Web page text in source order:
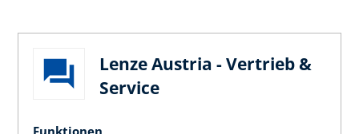
Lenze Austria - Vertrieb &
Service
Funktionen